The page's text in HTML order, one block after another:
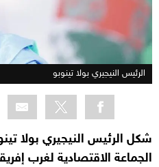
الرئيس النيجيري بولا تينوبو
شكل الرئيس النيجيري بولا
الجماعة الاقتصادية لغرب